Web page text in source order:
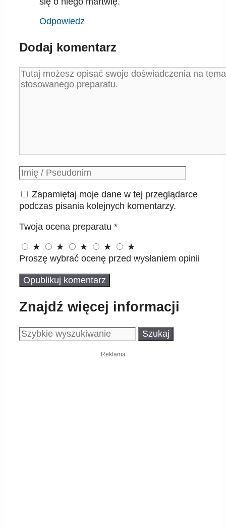
Odpowiedz
Dodaj komentarz
Komentarz
Podpis
Zapamiętaj moje dane w tej przeglądarce
podczas pisania kolejnych komentarzy.
Twoja ocena preparatu *
★
★ ★ ★
★
Proszę wybrać ocenę przed wysłaniem opinii
Znajdź więcej informacji
Szukaj:
Reklama